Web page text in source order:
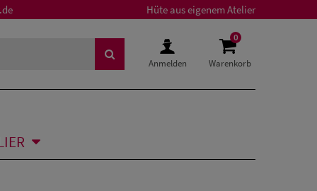
Hüte aus eigenem Atelier
Anmelden
0
Warenkorb